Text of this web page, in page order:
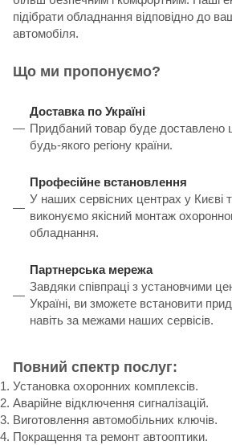
підібрати обладнання відповідно до
автомобіля.
Що ми пропонуємо?
Доставка по Україні
Придбаний товар буде доставлено
будь-якого регіону країни.
Професійне встановлення
У наших сервісних центрах у
виконуємо якісний монтаж
обладнання.
Партнерська мережа
Завдяки співпраці з установчими
Україні, ви зможете встановити
навіть за межами наших сервісів.
Повний спектр послуг:
Установка охоронних комплексів.
Аварійне відключення сигналізацій.
Виготовлення автомобільних ключів.
Покращення та ремонт автооптики.